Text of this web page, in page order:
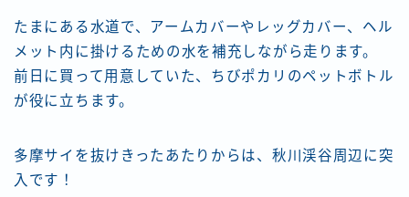
たまにある水道で、アームカバーやレッグカバー、ヘル
メット内に掛けるための水を補充しながら走ります。
前日に買って用意していた、ちびポカリのペットボトル
が役に立ちます。
多摩サイを抜けきったあたりからは、秋川渓谷周辺に突
入です！